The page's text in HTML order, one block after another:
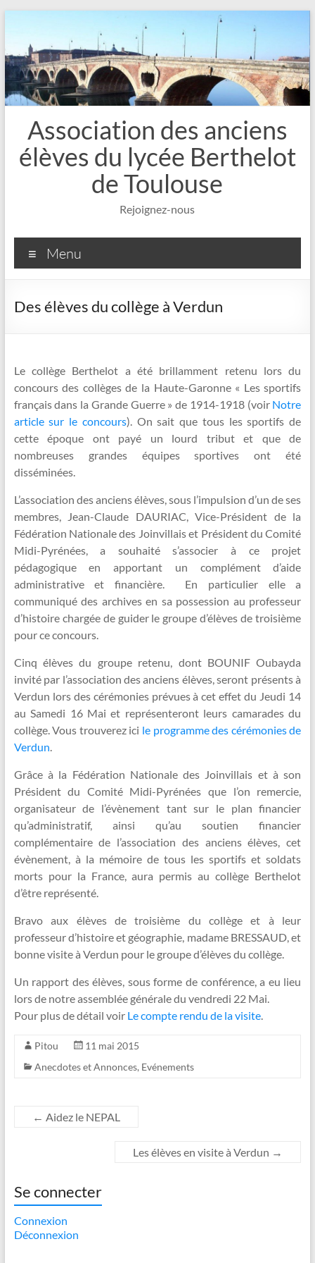
contenu
Association des anciens
élèves du lycée Berthelot
de Toulouse
Rejoignez-nous
Menu
Des élèves du collège à Verdun
Le collège Berthelot a été brillamment retenu lors du
concours des collèges de la Haute-Garonne « Les sportifs
français dans la Grande Guerre » de 1914-1918 (voir Notre
article sur le concours). On sait que tous les sportifs de
cette époque ont payé un lourd tribut et que de
nombreuses grandes équipes sportives ont été
disséminées.
L’association des anciens élèves, sous l’impulsion d’un de ses
membres, Jean-Claude DAURIAC, Vice-Président de la
Fédération Nationale des Joinvillais et Président du Comité
Midi-Pyrénées, a souhaité s’associer à ce projet
pédagogique en apportant un complément d’aide
administrative et financière. En particulier elle a
communiqué des archives en sa possession au professeur
d’histoire chargée de guider le groupe d’élèves de troisième
pour ce concours.
Cinq élèves du groupe retenu, dont BOUNIF Oubayda
invité par l’association des anciens élèves, seront présents à
Verdun lors des cérémonies prévues à cet effet du Jeudi 14
au Samedi 16 Mai et représenteront leurs camarades du
collège. Vous trouverez ici le programme des cérémonies de
Verdun.
Grâce à la Fédération Nationale des Joinvillais et à son
Président du Comité Midi-Pyrénées que l’on remercie,
organisateur de l’évènement tant sur le plan financier
qu’administratif, ainsi qu’au soutien financier
complémentaire de l’association des anciens élèves, cet
évènement, à la mémoire de tous les sportifs et soldats
morts pour la France, aura permis au collège Berthelot
d’être représenté.
Bravo aux élèves de troisième du collège et à leur
professeur d’histoire et géographie, madame BRESSAUD, et
bonne visite à Verdun pour le groupe d’élèves du collège.
Un rapport des élèves, sous forme de conférence, a eu lieu
lors de notre assemblée générale du vendredi 22 Mai.
Pour plus de détail voir Le compte rendu de la visite.
Pitou
11 mai 2015
Anecdotes et Annonces, Evénements
← Aidez le NEPAL
Les élèves en visite à Verdun →
Se connecter
Connexion
Déconnexion